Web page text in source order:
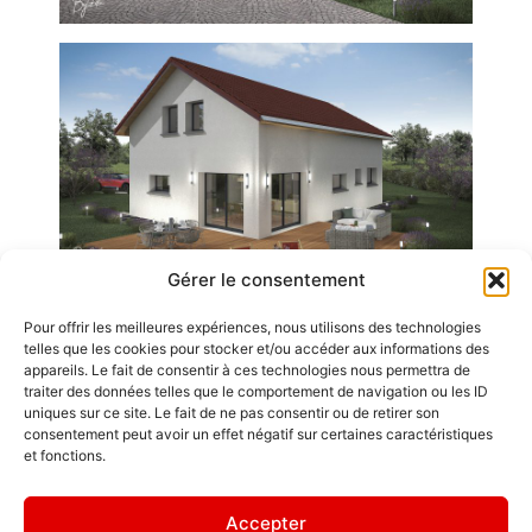
Gérer le consentement
Pour offrir les meilleures expériences, nous utilisons des technologies
telles que les cookies pour stocker et/ou accéder aux informations des
appareils. Le fait de consentir à ces technologies nous permettra de
traiter des données telles que le comportement de navigation ou les ID
uniques sur ce site. Le fait de ne pas consentir ou de retirer son
consentement peut avoir un effet négatif sur certaines caractéristiques
et fonctions.
Accepter
Emplois
Contact / Accès
Mentions légales
les pierres qui
GDL Construction
6, Rue des